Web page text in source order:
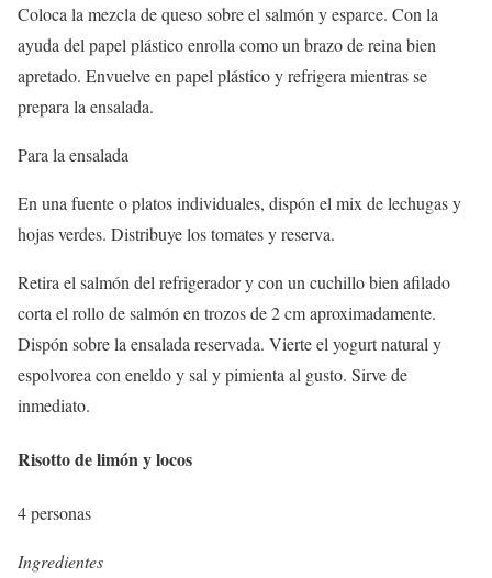
Coloca la mezcla de queso sobre el salmón y esparce. Con la
ayuda del papel plástico enrolla como un brazo de reina bien
apretado. Envuelve en papel plástico y refrigera mientras se
prepara la ensalada.
Para la ensalada
En una fuente o platos individuales, dispón el mix de lechugas y
hojas verdes. Distribuye los tomates y reserva.
Retira el salmón del refrigerador y con un cuchillo bien afilado
corta el rollo de salmón en trozos de 2 cm aproximadamente.
Dispón sobre la ensalada reservada. Vierte el yogurt natural y
espolvorea con eneldo y sal y pimienta al gusto. Sirve de
inmediato.
Risotto de limón y locos
4 personas
Ingredientes